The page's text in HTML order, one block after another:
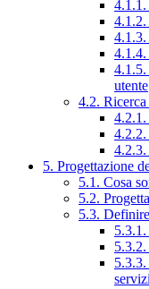
4.1.2.
4.1.3.
4.1.4.
4.1.5.
utente
4.2. Ricerca
4.2.1.
4.2.3.
5. Progettazione
5.1. Cosa
5.2.
5.3.